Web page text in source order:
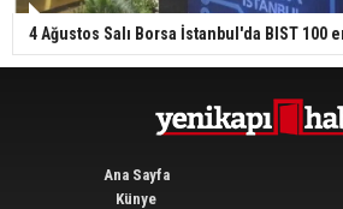
4 Ağustos Salı Borsa İstanbul'da BIST 100
Ana Sayfa
Künye